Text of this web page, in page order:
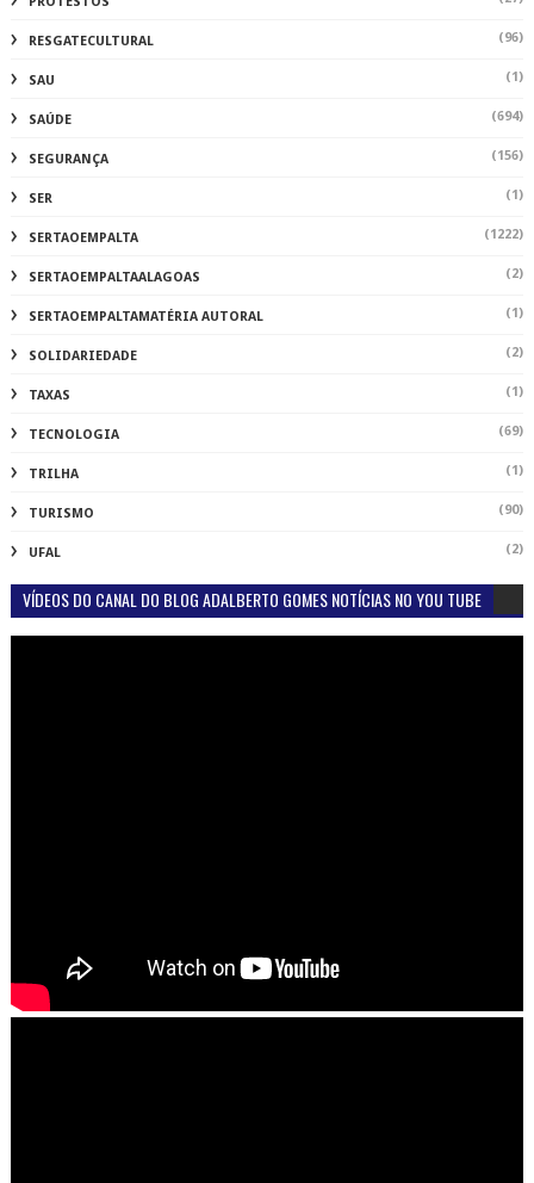
RESGATECULTURAL (96)
SAU (1)
SAÚDE (694)
SEGURANÇA (156)
SER (1)
SERTAOEMPALTA (1222)
SERTAOEMPALTAALAGOAS (2)
SERTAOEMPALTAMATÉRIA AUTORAL (1)
SOLIDARIEDADE (2)
TAXAS (1)
TECNOLOGIA (69)
TRILHA (1)
TURISMO (90)
UFAL (2)
VÍDEOS DO CANAL DO BLOG ADALBERTO GOMES NOTÍCIAS NO YOU TUBE